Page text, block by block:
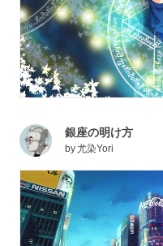
銀座の明け方
by尤染Yori